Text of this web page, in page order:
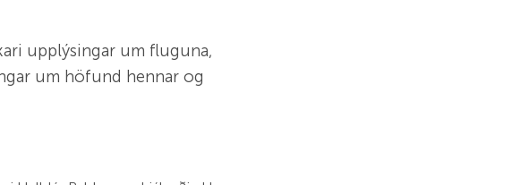
upplýsingar um fluguna,
um höfund hennar og